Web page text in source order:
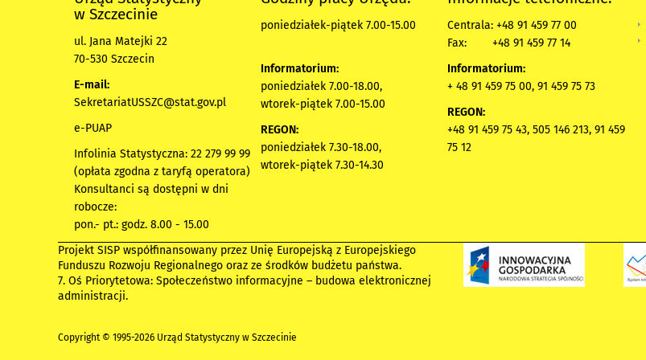
w Szczecinie
ul. Jana Matejki 22
70-530 Szczecin
E-mail:
SekretariatUSSZC@stat.gov.pl
e-PUAP
Infolinia Statystyczna: 22 279 99 99
(opłata zgodna z taryfą operatora)
Konsultanci są dostępni w dni
robocze:
pon.- pt.: godz. 8.00 - 15.00
poniedziałek-piątek 7.00-15.00
Informatorium:
poniedziałek 7.00-18.00,
wtorek-piątek 7.00-15.00
REGON:
poniedziałek 7.30-18.00,
wtorek-piątek 7.30-14.30
Centrala: +48 91 459 77 00
Fax:
+48 91 459 77 14
Informatorium:
+ 48 91 459 75 00, 91 459 75 73
REGON:
+48 91 459 75 43, 505 146 213, 91 459
75 12
Projekt SISP współfinansowany przez Unię Europejską z Europejskiego
Funduszu Rozwoju Regionalnego oraz ze środków budżetu państwa.
7. Oś Priorytetowa: Społeczeństwo informacyjne – budowa elektronicznej
administracji.
Copyright © 1995-2026 Urząd Statystyczny w Szczecinie